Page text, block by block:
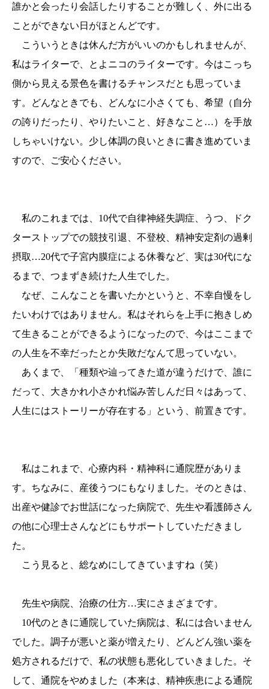
誰かと会ったり会話したりすることが難しく、外に出る
ことができない日がほとんどです。
こういうときは休んだ方がいいのかもしれませんが、
私はライターで、とよニコのライターです。今はこっち
側から見える景色を書けるチャンスだとも思っていま
す。どんなときでも、どんなに小さくても、希望（自分
の誇りだったり、やりたいこと、好きなこと…）を手放
しちゃいけない。少し体調の良いときに書き進めていま
すので、ご安心ください。
私のこれまでは、10代で自律神経失調症、うつ、ドク
ターストップでの競技引退、不登校、精神安定剤の過剰
摂取…20代で子宮内膜症による休養など、実は30代にな
るまで、つまずき続けた人生でした。
なぜ、こんなことを書いたかというと、不幸自慢をし
たいわけではありません。私はそれらを上手に抱きしめ
て生きることができるようになったので、今はここまで
の人生を不幸だったとか失敗だなんて思っていない。
あくまで、「種類や辿ってきた道が違うだけで、誰に
だって、大きかれ小さかれ悩み苦しんだ日々はあって、
人生にはストーリーが存在する」という、前置きです。
私はこれまで、心療内科・精神科に通院歴がありま
す。ちなみに、産後うつにもなりました。そのときは、
出産や健診でお世話になった病院で、先生や看護師さん
の他に心理士さんなどにもサポートしていただきまし
た。
こう見ると、総なめにしてきていますね（笑）
先生や病院、治療の仕方…実にさまざまです。
10代のときに通院していた病院は、私には合いません
でした。調子が悪いと薬が増えたり、どんどん強い薬を
処方されるだけで、私の状態も悪化していきました。そ
して、通院をやめました（本来は、精神疾患による通院